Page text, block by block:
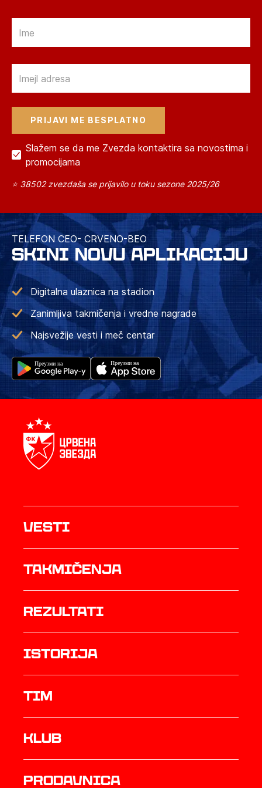
Slažem se da me Zvezda kontaktira sa novostima i
promocijama
⭐ 38502 zvezdaša se prijavilo u toku sezone 2025/26
TELEFON CEO- CRVENO-BEO
SKINI NOVU APLIKACIJU
Digitalna ulaznica na stadion
Zanimljiva takmičenja i vredne nagrade
Najsvežije vesti i meč centar
Vesti
Takmičenja
rezultati
istorija
TIM
Klub
prodavnica